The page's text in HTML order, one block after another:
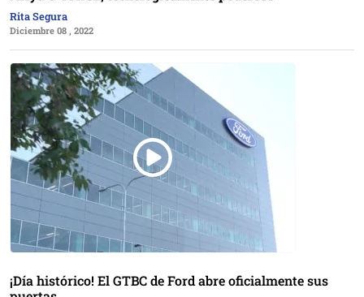
Rita Segura
Diciembre 08 , 2022
¡Día histórico! El GTBC de Ford abre oficialmente sus